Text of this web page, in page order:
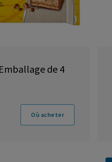
Emballage de 4
Où acheter